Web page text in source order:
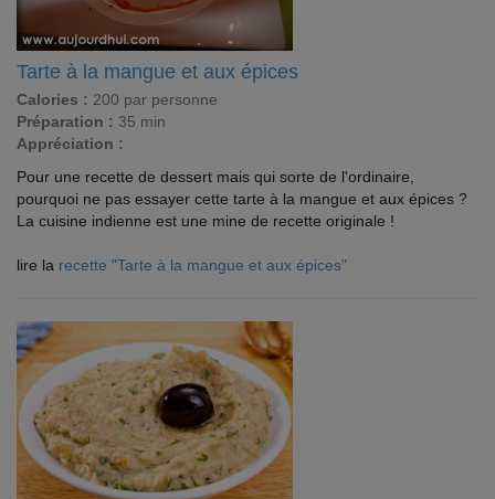
Tarte à la mangue et aux épices
Calories : 200 par personne
Préparation : 35 min
Appréciation :
Pour une recette de dessert mais qui sorte de l'ordinaire,
pourquoi ne pas essayer cette tarte à la mangue et aux épices ?
La cuisine indienne est une mine de recette originale !
lire la recette "Tarte à la mangue et aux épices"